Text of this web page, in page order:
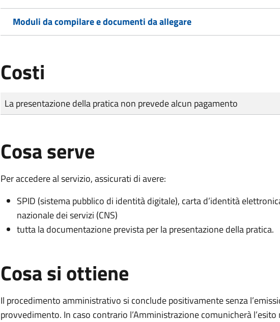
Moduli da compilare e documenti da allegare
Costi
Tipo di pagamento
Importo
La presentazione della pratica non prevede alcun pagamento
Cosa serve
Per accedere al servizio, assicurati di avere:
SPID (sistema pubblico di identità digitale), carta d’identità
nazionale dei servizi (CNS)
tutta la documentazione prevista per la presentazione della pratica.
Cosa si ottiene
Il procedimento amministrativo si conclude positivamente senza
provvedimento. In caso contrario l’Amministrazione comunicherà l’esito